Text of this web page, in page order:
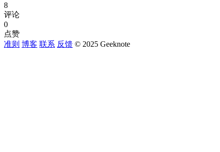
8
评论
0
点赞
准则 博客 联系 反馈 © 2025 Geeknote